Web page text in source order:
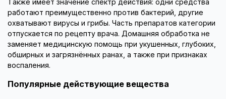
Также имеет значение спектр действия: одни средства
работают преимущественно против бактерий, другие
охватывают вирусы и грибы. Часть препаратов категории
отпускается по рецепту врача. Домашняя обработка не
заменяет медицинскую помощь при укушенных, глубоких,
обширных и загрязнённых ранах, а также при признаках
воспаления.
Популярные действующие вещества